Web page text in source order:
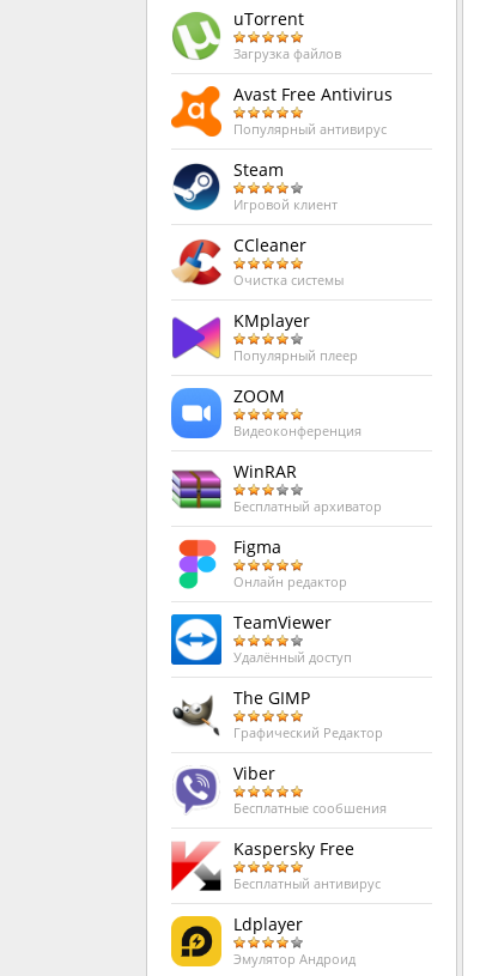
uTorrent
Загрузка файлов
Avast Free Antivirus
Популярный антивирус
Steam
Игровой клиент
CCleaner
Очистка системы
KMplayer
Популярный плеер
ZOOM
Видеоконференция
WinRAR
Бесплатный архиватор
Figma
Онлайн редактор
TeamViewer
Удалённый доступ
The GIMP
Графический Редактор
Viber
Бесплатные сообшения
Kaspersky Free
Бесплатный антивирус
Ldplayer
Эмулятор Андроид